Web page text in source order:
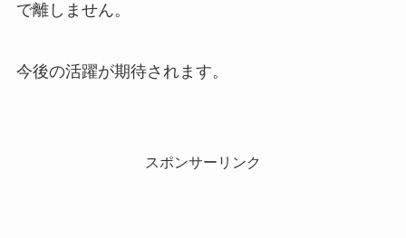
で離しません。
今後の活躍が期待されます。
スポンサーリンク